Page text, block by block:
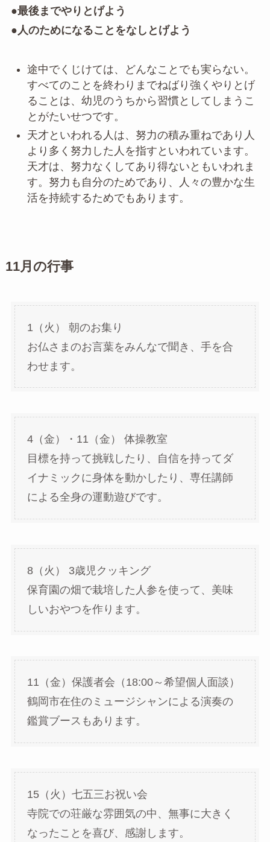
●最後までやりとげよう
●人のためになることをなしとげよう
途中でくじけては、どんなことでも実らない。
すべてのことを終わりまでねばり強くやりとげ
ることは、幼児のうちから習慣としてしまうこ
とがたいせつです。
天才といわれる人は、努力の積み重ねであり人
より多く努力した人を指すといわれています。
天才は、努力なくしてあり得ないともいわれま
す。努力も自分のためであり、人々の豊かな生
活を持続するためでもあります。
11月の行事
1（火） 朝のお集り
お仏さまのお言葉をみんなで聞き、手を合
わせます。
4（金）・11（金） 体操教室
目標を持って挑戦したり、自信を持ってダ
イナミックに身体を動かしたり、専任講師
による全身の運動遊びです。
8（火） 3歳児クッキング
保育園の畑で栽培した人参を使って、美味
しいおやつを作ります。
11（金）保護者会（18:00～希望個人面談）
鶴岡市在住のミュージシャンによる演奏の
鑑賞ブースもあります。
15（火）七五三お祝い会
寺院での荘厳な雰囲気の中、無事に大きく
なったことを喜び、感謝します。